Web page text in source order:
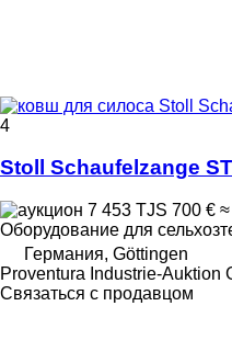
4
Stoll Schaufelzange
7 453 TJS 700 €
Оборудование для
Германия, Göttingen
Proventura Industrie-Auktion
Связаться с продавцом